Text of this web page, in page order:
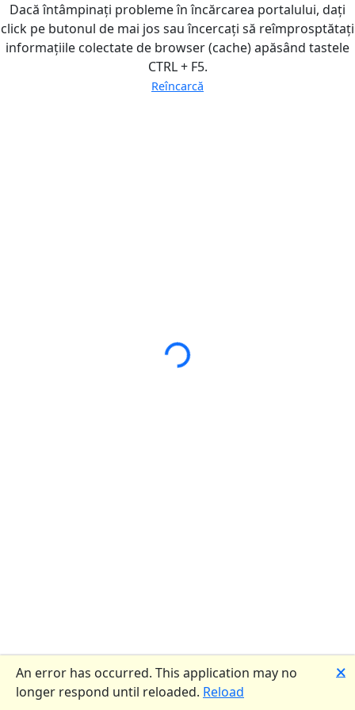
Loading...
Dacă întâmpinați probleme în încărcarea portalului, dați
click pe butonul de mai jos sau încercați să reîmprosptătați
informațiile colectate de browser (cache) apăsând tastele
CTRL + F5.
Reîncarcă
An error has occurred. This application may no
longer respond until reloaded. Reload
🗙